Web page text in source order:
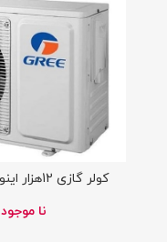
کولر گازی 12هزار اینورتردار گری GWH12AGC-K3DTA1A
نا موجود